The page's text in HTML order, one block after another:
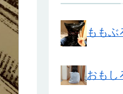
ももぶ
おもし